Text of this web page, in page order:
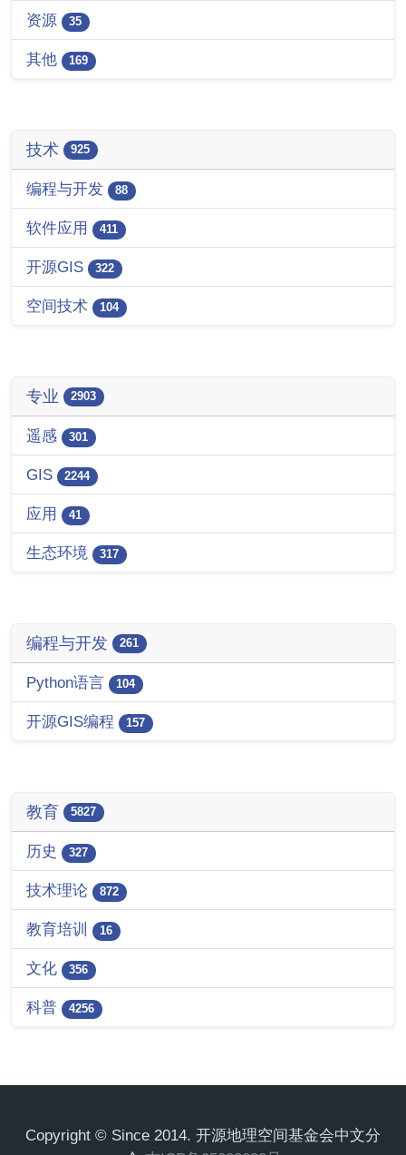
资源 35
其他 169
技术 925
编程与开发 88
软件应用 411
开源GIS 322
空间技术 104
专业 2903
遥感 301
GIS 2244
应用 41
生态环境 317
编程与开发 261
Python语言 104
开源GIS编程 157
教育 5827
历史 327
技术理论 872
教育培训 16
文化 356
科普 4256
Copyright © Since 2014. 开源地理空间基金会中文分